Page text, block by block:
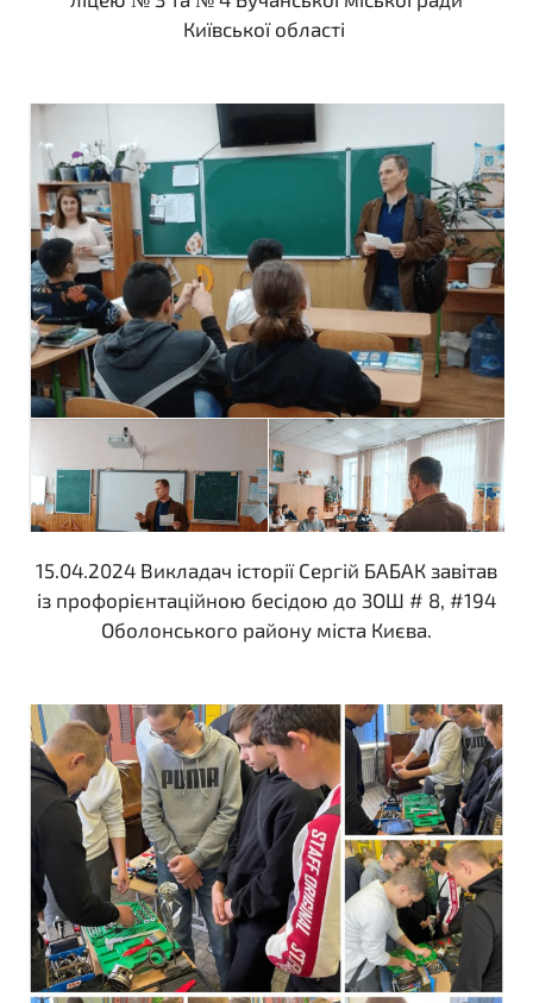
Київської області
15.04.2024 Викладач історії Сергій БАБАК завітав
із профорієнтаційною бесідою до ЗОШ # 8, #194
Оболонського району міста Києва.